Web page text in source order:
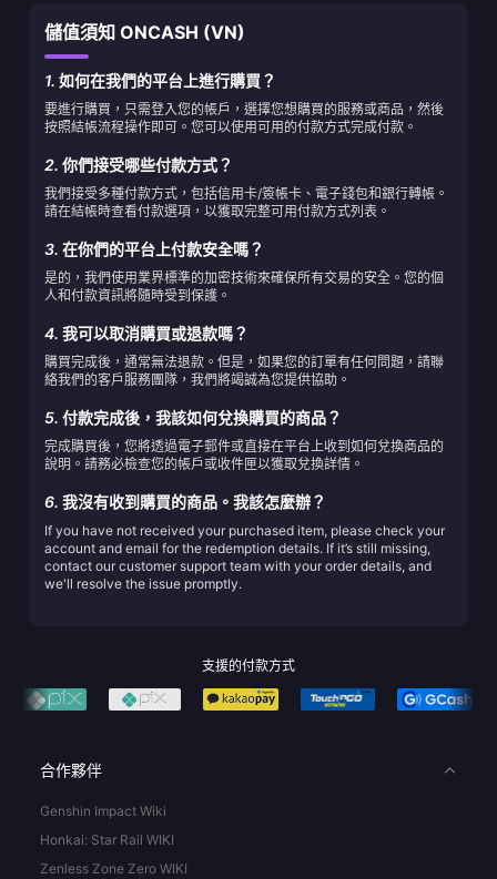
儲值須知 ONCASH (VN)
1. 如何在我們的平台上進行購買？
要進行購買，只需登入您的帳戶，選擇您想購買的服務或商品，然後
按照結帳流程操作即可。您可以使用可用的付款方式完成付款。
2. 你們接受哪些付款方式？
我們接受多種付款方式，包括信用卡/簽帳卡、電子錢包和銀行轉帳。
請在結帳時查看付款選項，以獲取完整可用付款方式列表。
3. 在你們的平台上付款安全嗎？
是的，我們使用業界標準的加密技術來確保所有交易的安全。您的個
人和付款資訊將隨時受到保護。
4. 我可以取消購買或退款嗎？
購買完成後，通常無法退款。但是，如果您的訂單有任何問題，請聯
絡我們的客戶服務團隊，我們將竭誠為您提供協助。
5. 付款完成後，我該如何兌換購買的商品？
完成購買後，您將透過電子郵件或直接在平台上收到如何兌換商品的
說明。請務必檢查您的帳戶或收件匣以獲取兌換詳情。
6. 我沒有收到購買的商品。我該怎麼辦？
If you have not received your purchased item, please check your
account and email for the redemption details. If it’s still missing,
contact our customer support team with your order details, and
we'll resolve the issue promptly.
支援的付款方式
合作夥伴
Genshin Impact Wiki
Honkai: Star Rail WIKI
Zenless Zone Zero WIKI